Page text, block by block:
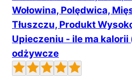
Wołowina, Polędwica,
Tłuszczu, Produkt
Upieczeniu - ile ma
odżywcze